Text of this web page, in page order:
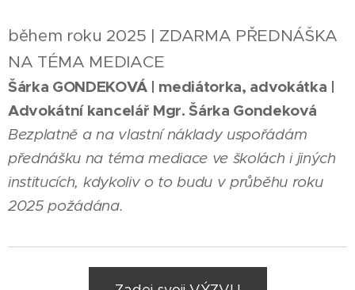
během roku 2025 | ZDARMA PŘEDNÁŠKA
NA TÉMA MEDIACE
Šárka GONDEKOVÁ | mediátorka, advokátka |
Advokátní kancelář Mgr. Šárka Gondeková
Bezplatně a na vlastní náklady uspořádám
přednášku na téma mediace ve školách i jiných
institucích, kdykoliv o to budu v průběhu roku
2025 požádána.